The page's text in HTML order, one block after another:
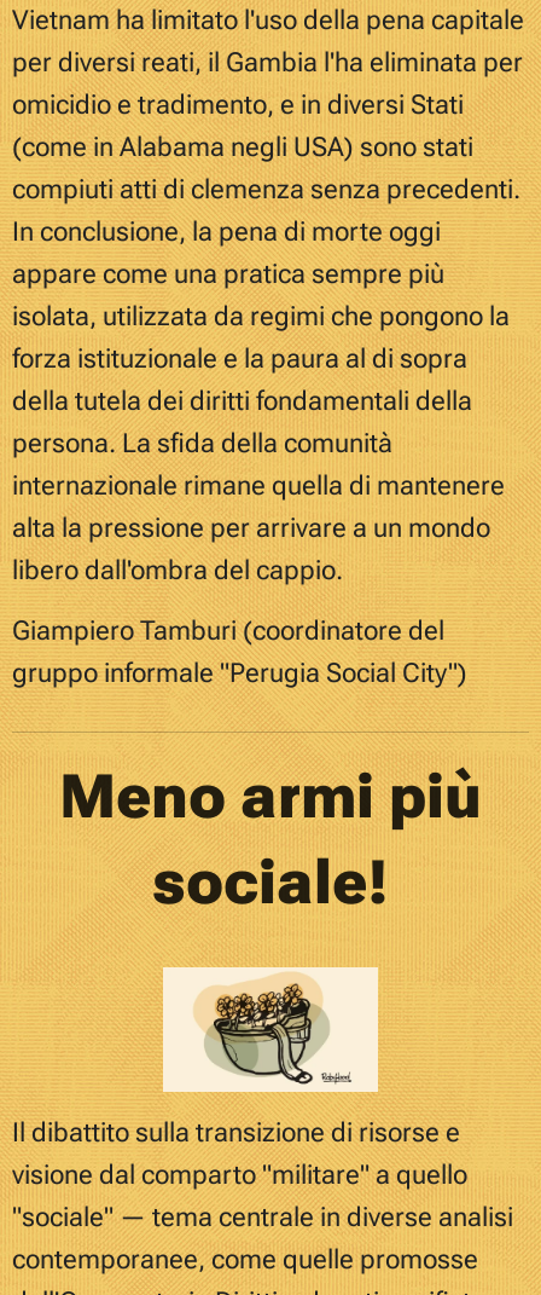
Vietnam ha limitato l'uso della pena capitale
per diversi reati, il Gambia l'ha eliminata per
omicidio e tradimento, e in diversi Stati
(come in Alabama negli USA) sono stati
compiuti atti di clemenza senza precedenti.
In conclusione, la pena di morte oggi
appare come una pratica sempre più
isolata, utilizzata da regimi che pongono la
forza istituzionale e la paura al di sopra
della tutela dei diritti fondamentali della
persona. La sfida della comunità
internazionale rimane quella di mantenere
alta la pressione per arrivare a un mondo
libero dall'ombra del cappio.
Giampiero Tamburi (coordinatore del
gruppo informale "Perugia Social City")
Meno armi più
sociale!
Il dibattito sulla transizione di risorse e
visione dal comparto "militare" a quello
"sociale" — tema centrale in diverse analisi
contemporanee, come quelle promosse